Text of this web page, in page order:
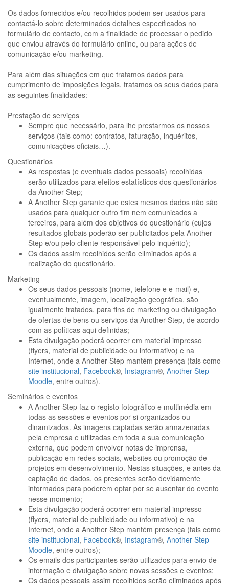
Os dados fornecidos e/ou recolhidos podem ser usados para
contactá-lo sobre determinados detalhes especificados no
formulário de contacto, com a finalidade de processar o pedido
que enviou através do formulário online, ou para ações de
comunicação e/ou marketing.
Para além das situações em que tratamos dados para
cumprimento de imposições legais, tratamos os seus dados para
as seguintes finalidades:
Prestação de serviços
Sempre que necessário, para lhe prestarmos os nossos
serviços (tais como: contratos, faturação, inquéritos,
comunicações oficiais…).
Questionários
As respostas (e eventuais dados pessoais) recolhidas
serão utilizados para efeitos estatísticos dos questionários
da Another Step;
A Another Step garante que estes mesmos dados não são
usados para qualquer outro fim nem comunicados a
terceiros, para além dos objetivos do questionário (cujos
resultados globais poderão ser publicitados pela Another
Step e/ou pelo cliente responsável pelo inquérito);
Os dados assim recolhidos serão eliminados após a
realização do questionário.
Marketing
Os seus dados pessoais (nome, telefone e e-mail) e,
eventualmente, imagem, localização geográfica, são
igualmente tratados, para fins de marketing ou divulgação
de ofertas de bens ou serviços da Another Step, de acordo
com as políticas aqui definidas;
Esta divulgação poderá ocorrer em material impresso
(flyers, material de publicidade ou informativo) e na
Internet, onde a Another Step mantém presença (tais como
site institucional, Facebook®, Instagram®, Another Step
Moodle, entre outros).
Seminários e eventos
A Another Step faz o registo fotográfico e multimédia em
todas as sessões e eventos por si organizados ou
dinamizados. As imagens captadas serão armazenadas
pela empresa e utilizadas em toda a sua comunicação
externa, que podem envolver notas de imprensa,
publicação em redes sociais, websites ou promoção de
projetos em desenvolvimento. Nestas situações, e antes da
captação de dados, os presentes serão devidamente
informados para poderem optar por se ausentar do evento
nesse momento;
Esta divulgação poderá ocorrer em material impresso
(flyers, material de publicidade ou informativo) e na
Internet, onde a Another Step mantém presença (tais como
site institucional, Facebook®, Instagram®, Another Step
Moodle, entre outros);
Os emails dos participantes serão utilizados para envio de
informação e divulgação sobre novas sessões e eventos;
Os dados pessoais assim recolhidos serão eliminados após